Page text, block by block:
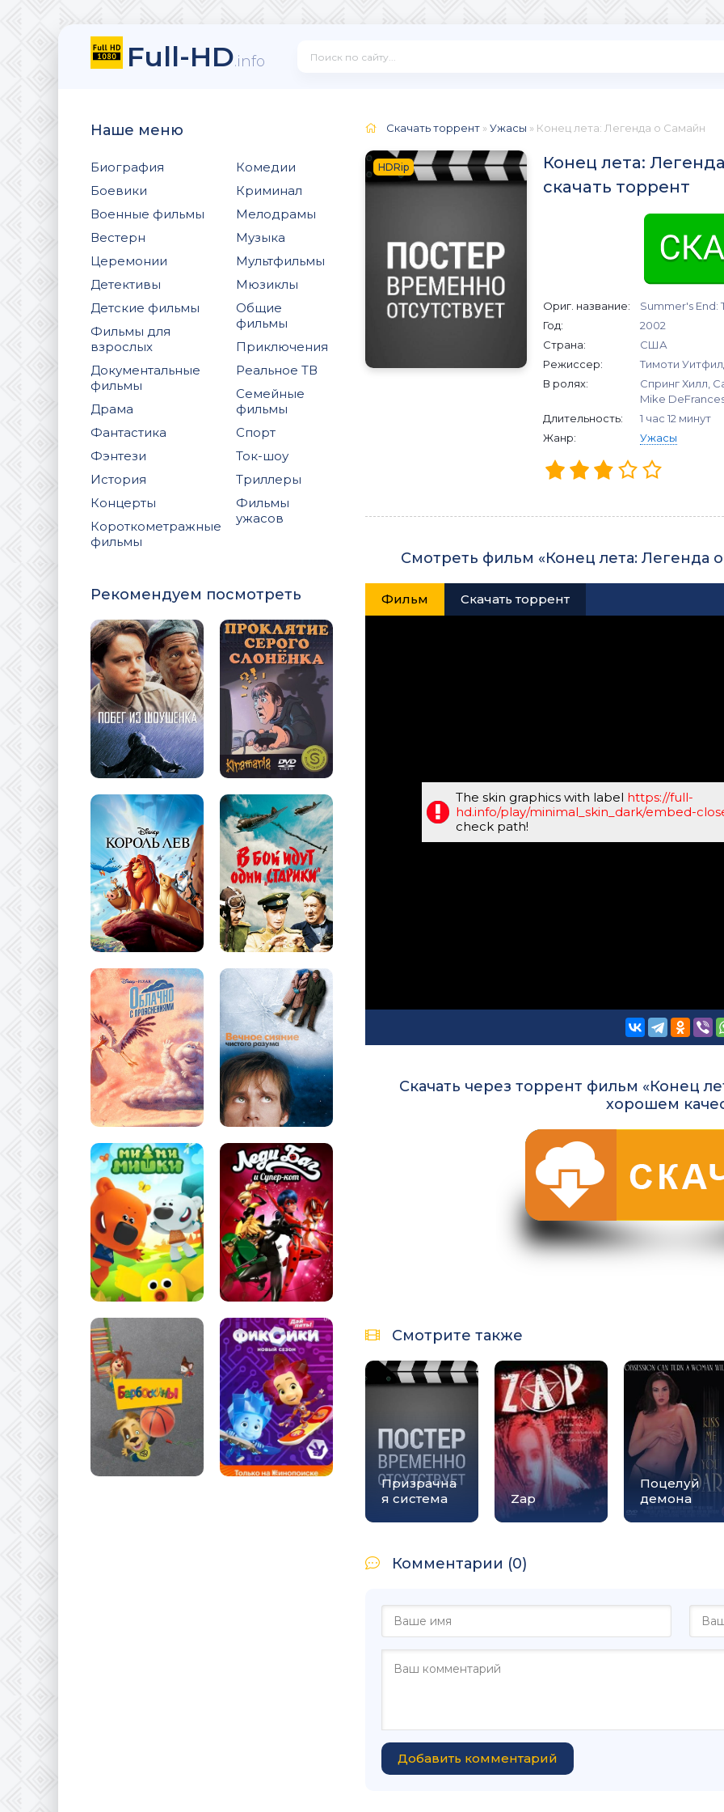
Full-HD.info
Наше меню
Биография
Боевики
Военные фильмы
Вестерн
Церемонии
Детективы
Детские фильмы
Фильмы для
взрослых
Документальные
фильмы
Драма
Фантастика
Фэнтези
История
Концерты
Короткометражные
фильмы
Комедии
Криминал
Мелодрамы
Музыка
Мультфильмы
Мюзиклы
Общие
фильмы
Приключения
Реальное ТВ
Семейные
фильмы
Спорт
Ток-шоу
Триллеры
Фильмы
ужасов
Рекомендуем посмотреть
Скачать торрент »Ужасы » Конец лета: Легенда о Самайн
HDRip
Конец лета:
скачать торрент
Ориг. название:
Summer's End:
Год:
2002
Страна:
США
Режиссер:
Тимоти
В ролях:
Спринг Хилл,
Mike
Длительность:
1 час 12 минут
Жанр:
Ужасы
Смотреть фильм «Конец лета: Легенда
Фильм Скачать торрент
The skin graphics with label https://full-
hd.info/play/minimal_skin_dark/embed-
check path!
Скачать через торрент фильм «Конец
хорошем
Смотрите также
Призрачна
я система
Zap
Поцелуй
демона
Комментарии (0)
Добавить комментарий